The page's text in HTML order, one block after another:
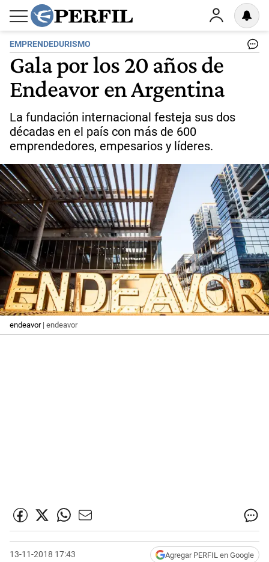
EMPRENDEDURISMO
Gala por los 20 años de
Endeavor en Argentina
La fundación internacional festeja sus dos
décadas en el país con más de 600
emprendedores, empesarios y líderes.
endeavor| endeavor
13-11-2018 17:43 Agregar PERFIL en Google